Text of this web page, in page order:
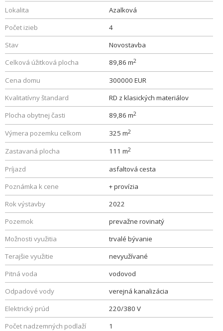
Lokalita
Azalková
Počet izieb
4
Stav
Novostavba
Celková úžitková plocha
89,86 m2
Cena domu
300000 EUR
Kvalitatívny štandard
RD z klasických materiálov
Plocha obytnej časti
89,86 m2
Výmera pozemku celkom 325 m2
Zastavaná plocha 111 m2
Príjazd
asfaltová cesta
Poznámka k cene
+ provízia
Rok výstavby
2022
Pozemok
prevažne rovinatý
Možnosti využitia
trvalé bývanie
Terajšie využitie
nevyužívané
Pitná voda
vodovod
Odpadové vody
verejná kanalizácia
Elektrický prúd
220/380 V
Počet nadzemných podlaží
1